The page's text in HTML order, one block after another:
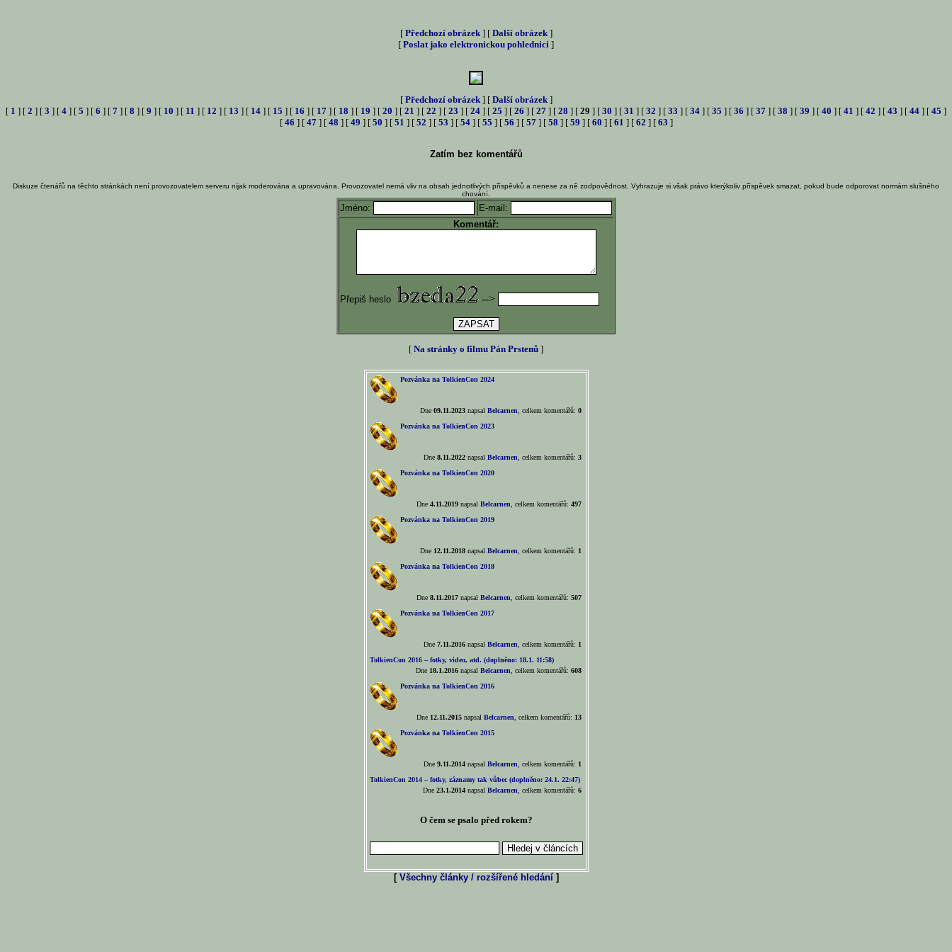
[ Předchozí obrázek] [ Další obrázek]
[ Poslat jako elektronickou pohlednici ]
[ Předchozí obrázek] [ Další obrázek]
[ 1 ] [ 2 ] [ 3 ] [ 4 ] [ 5 ] [ 6 ] [ 7 ] [ 8 ] [ 9 ] [ 10 ] [ 11 ] [ 12 ] [ 13 ] [ 14 ] [ 15 ] [ 16 ] [ 17 ] [ 18 ] [ 19 ] [ 20 ] [ 21 ] [ 22 ] [ 23 ] [ 24 ] [ 25 ] [ 26 ] [ 27 ] [ 28 ] [ 29 ] [ 30 ] [ 31 ] [ 32 ] [ 33 ] [ 34 ] [ 35 ] [ 36 ] [ 37 ] [ 38 ] [ 39 ] [ 40 ] [ 41 ] [ 42 ] [ 43 ] [ 44 ] [ 45 ]
[ 46 ] [ 47] [ 48 ] [ 49 ] [ 50 ] [ 51 ] [ 52 ] [ 53 ] [ 54] [ 55 ] [ 56 ] [ 57] [ 58 ] [ 59 ] [ 60 ] [ 61 ] [ 62 ] [ 63 ]
Zatím bez komentářů
Diskuze čtenářů na těchto stránkách není provozovatelem serveru nijak moderována a upravována. Provozovatel nemá vliv na obsah jednotlivých příspěvků a nenese za ně zodpovědnost. Vyhrazuje si však právo kterýkoliv příspěvek smazat, pokud bude odporovat normám slušného
chování.
Jméno:
E-mail:
Komentář:
Přepiš heslo -->
[ Na stránky o filmu Pán Prstenů ]
Pozvánka na TolkienCon 2024
Dne 09.11.2023napsal Belcarnen , celkem komentářů: 0
Pozvánka na TolkienCon 2023
Dne 8.11.2022napsal Belcarnen , celkem komentářů: 3
Pozvánka na TolkienCon 2020
Dne 4.11.2019napsal Belcarnen , celkem komentářů: 497
Pozvánka na TolkienCon 2019
Dne 12.11.2018napsal Belcarnen , celkem komentářů: 1
Pozvánka na TolkienCon 2018
Dne 8.11.2017napsal Belcarnen , celkem komentářů: 507
Pozvánka na TolkienCon 2017
Dne 7.11.2016napsal Belcarnen , celkem komentářů: 1
TolkienCon 2016 – fotky, video, atd. (doplněno: 18.1. 11:58)
Dne 18.1.2016napsal Belcarnen , celkem komentářů: 608
Pozvánka na TolkienCon 2016
Dne 12.11.2015napsal Belcarnen , celkem komentářů: 13
Pozvánka na TolkienCon 2015
Dne 9.11.2014napsal Belcarnen , celkem komentářů: 1
TolkienCon 2014 – fotky, záznamy tak vůbec (doplněno: 24.1. 22:47)
Dne 23.1.2014napsal Belcarnen , celkem komentářů: 6
O čem se psalo před rokem?
[ Všechny články / rozšířené hledání]